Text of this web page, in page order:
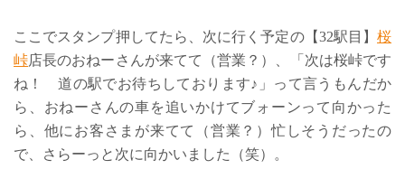
ここでスタンプ押してたら、次に行く予定の【32駅目】 桜
峠店長のおねーさんが来てて（営業？）、「次は桜峠です
ね！ 道の駅でお待ちしております♪」って言うもんだか
ら、おねーさんの車を追いかけてブォーンって向かった
ら、他にお客さまが来てて（営業？）忙しそうだったの
で、さらーっと次に向かいました（笑）。